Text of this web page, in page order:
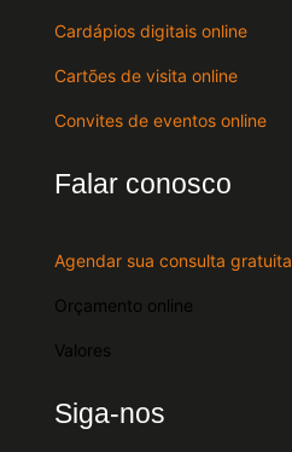
Cardápios digitais online
Cartões de visita online
Convites de eventos online
Falar conosco
Agendar sua consulta gratuita
Orçamento online
Valores
Siga-nos